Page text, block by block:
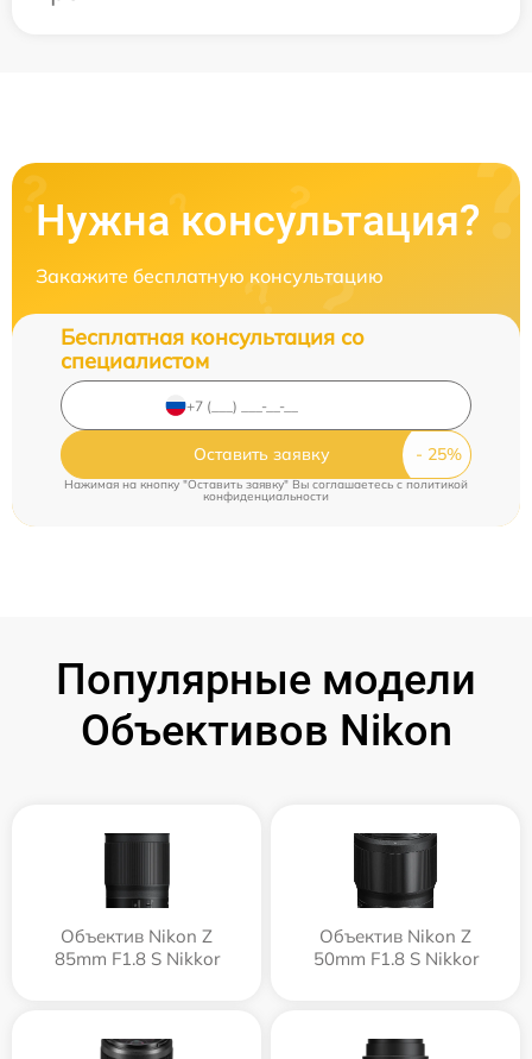
Нужна консультация?
Закажите бесплатную консультацию
Бесплатная консультация со
специалистом
Оставить заявку
Нажимая на кнопку "Оставить заявку" Вы соглашаетесь c политикой
конфиденциальности
Популярные модели
Объективов Nikon
Объектив Nikon Z
85mm F1.8 S Nikkor
Объектив Nikon Z
50mm F1.8 S Nikkor